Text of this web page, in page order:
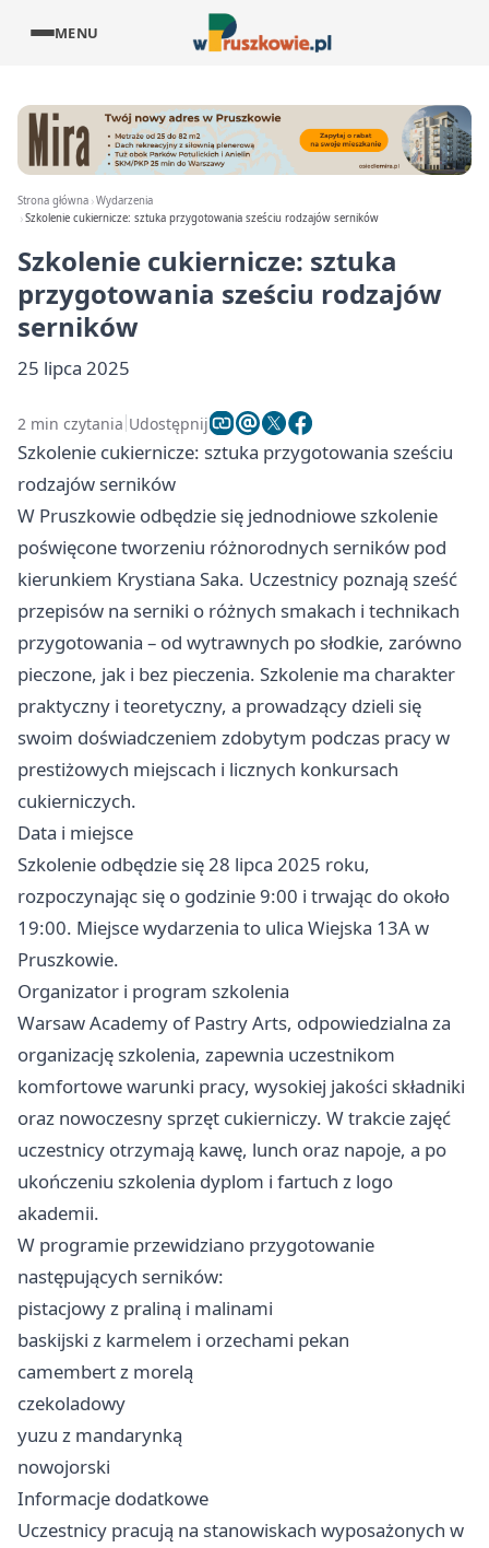
MENU
Strona główna Wydarzenia
Szkolenie cukiernicze: sztuka przygotowania sześciu rodzajów serników
Szkolenie cukiernicze: sztuka
przygotowania sześciu rodzajów
serników
25 lipca 2025
2 min czytania Udostępnij
Szkolenie cukiernicze: sztuka przygotowania sześciu
rodzajów serników
W Pruszkowie odbędzie się jednodniowe szkolenie
poświęcone tworzeniu różnorodnych serników pod
kierunkiem Krystiana Saka. Uczestnicy poznają sześć
przepisów na serniki o różnych smakach i technikach
przygotowania – od wytrawnych po słodkie, zarówno
pieczone, jak i bez pieczenia. Szkolenie ma charakter
praktyczny i teoretyczny, a prowadzący dzieli się
swoim doświadczeniem zdobytym podczas pracy w
prestiżowych miejscach i licznych konkursach
cukierniczych.
Data i miejsce
Szkolenie odbędzie się 28 lipca 2025 roku,
rozpoczynając się o godzinie 9:00 i trwając do około
19:00. Miejsce wydarzenia to ulica Wiejska 13A w
Pruszkowie.
Organizator i program szkolenia
Warsaw Academy of Pastry Arts, odpowiedzialna za
organizację szkolenia, zapewnia uczestnikom
komfortowe warunki pracy, wysokiej jakości składniki
oraz nowoczesny sprzęt cukierniczy. W trakcie zajęć
uczestnicy otrzymają kawę, lunch oraz napoje, a po
ukończeniu szkolenia dyplom i fartuch z logo
akademii.
W programie przewidziano przygotowanie
następujących serników:
pistacjowy z praliną i malinami
baskijski z karmelem i orzechami pekan
camembert z morelą
czekoladowy
yuzu z mandarynką
nowojorski
Informacje dodatkowe
Uczestnicy pracują na stanowiskach wyposażonych w